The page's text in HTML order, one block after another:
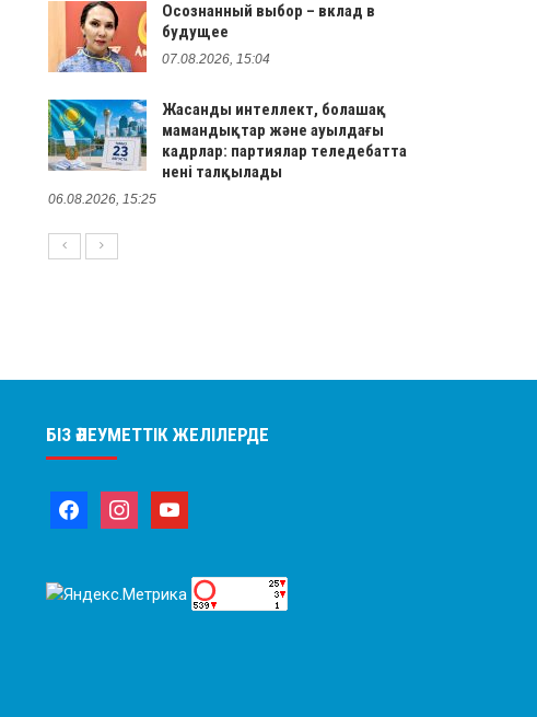
Осознанный выбор – вклад в
будущее
07.08.2026, 15:04
Жасанды интеллект, болашақ
мамандықтар және ауылдағы
кадрлар: партиялар теледебатта
нені талқылады
06.08.2026, 15:25
БІЗ ӘЛЕУМЕТТІК ЖЕЛІЛЕРДЕ